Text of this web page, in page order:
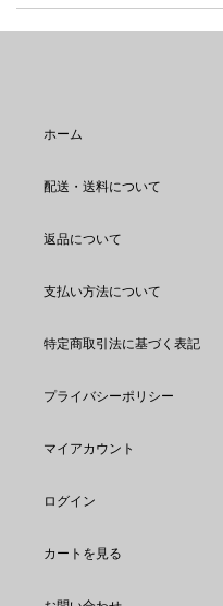
ホーム
配送・送料について
返品について
支払い方法について
特定商取引法に基づく表記
プライバシーポリシー
マイアカウント
ログイン
カートを見る